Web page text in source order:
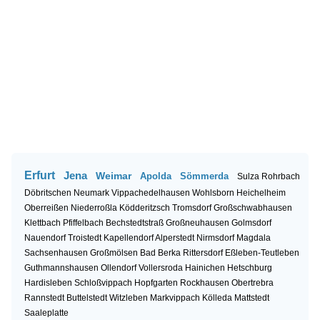
Erfurt Jena Weimar Apolda Sömmerda Sulza Rohrbach
Döbritschen Neumark Vippachedelhausen Wohlsborn Heichelheim
Oberreißen Niederroßla Ködderitzsch TromsdorfGroßschwabhausen
Klettbach Pfiffelbach Bechstedtstraß Großneuhausen Golmsdorf
NauendorfTroistedt KapellendorfAlperstedt Nirmsdorf Magdala
Sachsenhausen Großmölsen Bad Berka Rittersdorf Eßleben-Teutleben
Guthmannshausen OllendorfVollersroda Hainichen Hetschburg
Hardisleben Schloßvippach Hopfgarten Rockhausen Obertrebra
Rannstedt ButtelstedtWitzleben Markvippach Kölleda Mattstedt
Saaleplatte